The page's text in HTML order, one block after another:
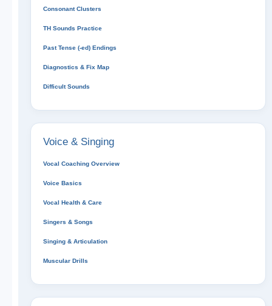
Consonant Clusters
TH Sounds Practice
Past Tense (-ed) Endings
Diagnostics & Fix Map
Difficult Sounds
Voice & Singing
Vocal Coaching Overview
Voice Basics
Vocal Health & Care
Singers & Songs
Singing & Articulation
Muscular Drills